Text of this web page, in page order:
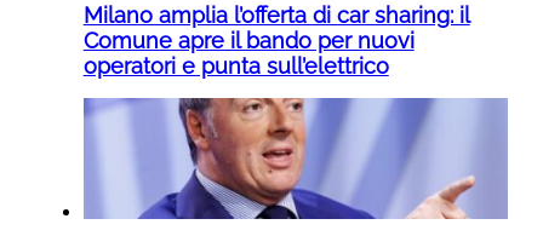
Milano amplia l’offerta di car sharing: il
Comune apre il bando per nuovi
operatori e punta sull’elettrico